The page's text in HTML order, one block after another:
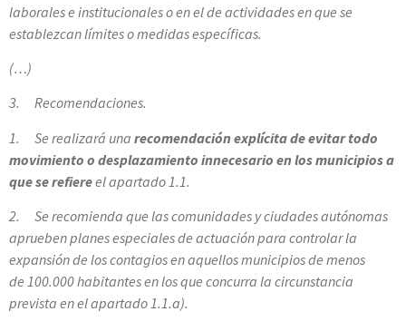
laborales e institucionales o en el de actividades en que se
establezcan límites o medidas específicas.
(…)
3. Recomendaciones.
1. Se realizará una recomendación explícita de evitar todo
movimiento o desplazamiento innecesario en los municipios a
que se refiereel apartado 1.1.
2. Se recomienda que las comunidades y ciudades autónomas
aprueben planes especiales de actuación para controlar la
expansión de los contagios en aquellos municipios de menos
de 100.000 habitantes en los que concurra la circunstancia
prevista en el apartado 1.1.a).